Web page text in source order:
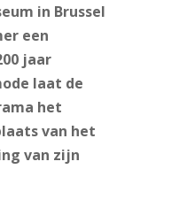
in Brussel
een
jaar
laat de
het
van het
van zijn